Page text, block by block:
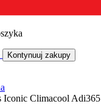
Kontynuuj zakupy
Iconic Climacool Adi365